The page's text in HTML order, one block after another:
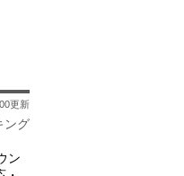
ング
更新
ン